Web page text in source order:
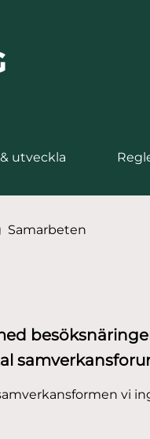
utveckla
Samarbeten
vi